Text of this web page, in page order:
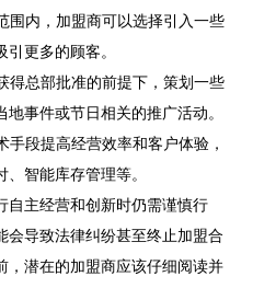
围内，加盟商可以选择引入一些
更多的顾客。
得总部批准的前提下，策划一些
事件或节日相关的推广活动。
段提高经营效率和客户体验，
智能库存管理等。
自主经营和创新时仍需谨慎行
会导致法律纠纷甚至终止加盟合
，潜在的加盟商应该仔细阅读并